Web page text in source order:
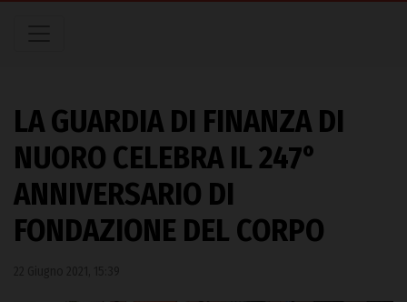
LA GUARDIA DI FINANZA DI
NUORO CELEBRA IL 247°
ANNIVERSARIO DI
FONDAZIONE DEL CORPO